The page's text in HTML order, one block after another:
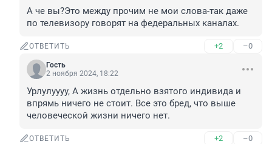
А че вы?Это между прочим не мои слова-так даже
по телевизору говорят на федеральных каналах.
ОТВЕТИТЬ +2 –0
Гость
2 ноября 2024, 18:22
Урлулуууу, А жизнь отдельно взятого индивида и
впрямь ничего не стоит. Все это бред, что выше
человеческой жизни ничего нет.
ОТВЕТИТЬ +2 –0